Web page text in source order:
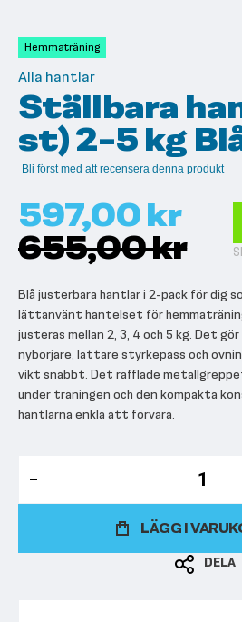
av
bildgalleriet
Hemmaträning
Alla hantlar
Ställbara
st) 2-5 kg
Bli först med att recensera denna produkt
597,00 kr
655,00 kr
Blå justerbara hantlar i 2-pack för dig
lättanvänt hantelset för
justeras mellan 2, 3, 4 och 5 kg. Det
nybörjare, lättare styrkepass och
vikt snabbt. Det räfflade
under träningen och den kompakta
hantlarna enkla att förvara.
LÄGG I
DELA